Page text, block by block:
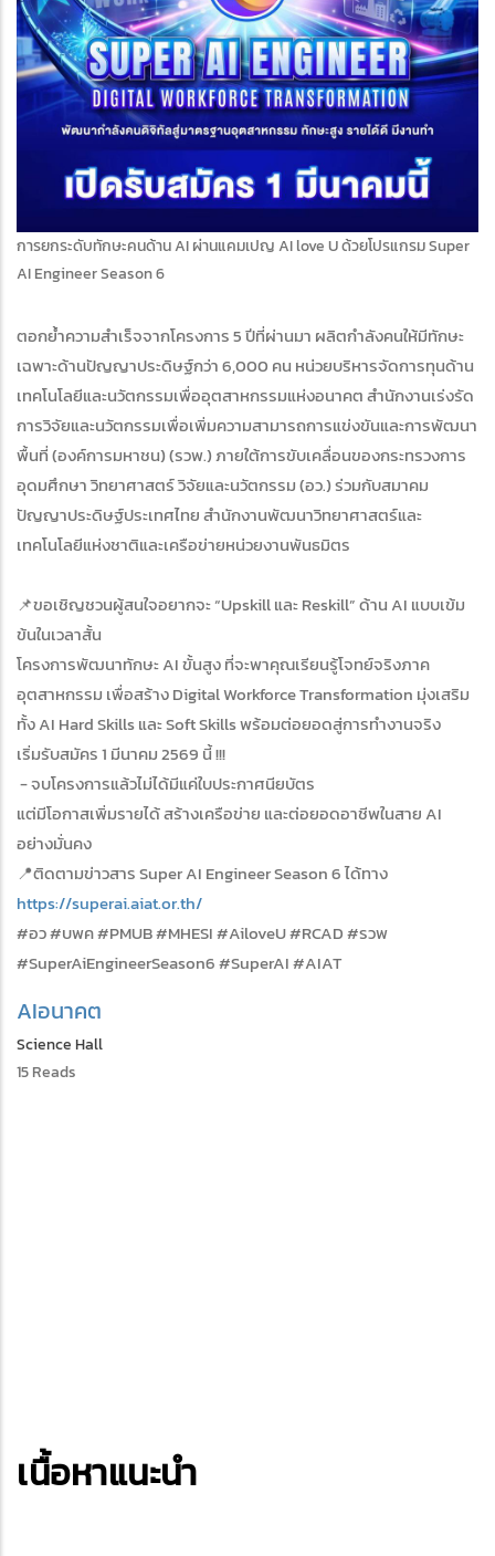
การยกระดับทักษะคนด้าน AI ผ่านแคมเปญ AI love U ด้วยโปรแกรม Super
AI Engineer Season 6
ตอกย้ำความสำเร็จจากโครงการ 5 ปีที่ผ่านมา ผลิตกำลังคนให้มีทักษะ
เฉพาะด้านปัญญาประดิษฐ์กว่า 6,000 คน หน่วยบริหารจัดการทุนด้าน
เทคโนโลยีและนวัตกรรมเพื่ออุตสาหกรรมแห่งอนาคต สำนักงานเร่งรัด
การวิจัยและนวัตกรรมเพื่อเพิ่มความสามารถการแข่งขันและการพัฒนา
พื้นที่ (องค์การมหาชน) (รวพ.) ภายใต้การขับเคลื่อนของกระทรวงการ
อุดมศึกษา วิทยาศาสตร์ วิจัยและนวัตกรรม (อว.) ร่วมกับสมาคม
ปัญญาประดิษฐ์ประเทศไทย สำนักงานพัฒนาวิทยาศาสตร์และ
เทคโนโลยีแห่งชาติและเครือข่ายหน่วยงานพันธมิตร
📌ขอเชิญชวนผู้สนใจอยากจะ “Upskill และ Reskill” ด้าน AI แบบเข้ม
ข้นในเวลาสั้น
โครงการพัฒนาทักษะ AI ขั้นสูง ที่จะพาคุณเรียนรู้โจทย์จริงภาค
อุตสาหกรรม เพื่อสร้าง Digital Workforce Transformation มุ่งเสริม
ทั้ง AI Hard Skills และ Soft Skills พร้อมต่อยอดสู่การทำงานจริง
เริ่มรับสมัคร 1 มีนาคม 2569 นี้ !!!
- จบโครงการแล้วไม่ได้มีแค่ใบประกาศนียบัตร
แต่มีโอกาสเพิ่มรายได้ สร้างเครือข่าย และต่อยอดอาชีพในสาย AI
อย่างมั่นคง
📍ติดตามข่าวสาร Super AI Engineer Season 6 ได้ทาง
https://superai.aiat.or.th/
#อว #บพค #PMUB #MHESI #AiloveU #RCAD #รวพ
#SuperAiEngineerSeason6 #SuperAI #AIAT
AIอนาคต
Science Hall
15 Reads
เนื้อหาแนะนำ